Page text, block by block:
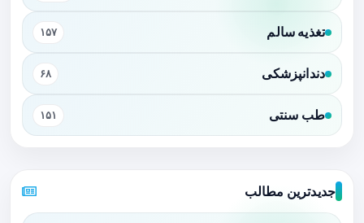
تغذیه سالم ۱۵۷
دندانپزشکی ۶۸
طب سنتی ۱۵۱
جدیدترین مطالب